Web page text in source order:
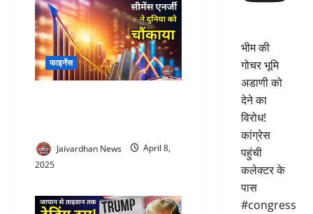
फाइनेंस
Jaivardhan News
April 8,
2025
भीम की
गोचर भूमि
अडाणी को
देने का
विरोध!
कांग्रेस
पहुंची
कलेक्टर के
पास
#congress